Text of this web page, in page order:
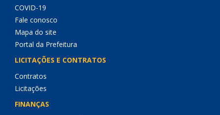
COVID-19
Fale conosco
Mapa do site
Portal da Prefeitura
LICITAÇÕES E CONTRATOS
Contratos
Licitações
FINANÇAS